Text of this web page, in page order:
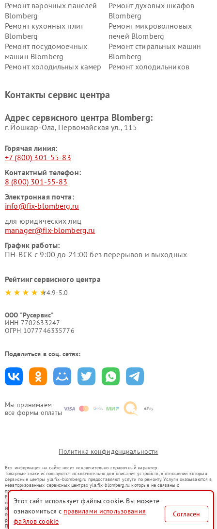
Мы принимаем
все формы оплаты
Ремонт варочных панелей
Blomberg
Ремонт духовых шкафов
Blomberg
Ремонт кухонных плит
Blomberg
Ремонт микроволновых
печей Blomberg
Ремонт посудомоечных
машин Blomberg
Ремонт стиральных машин
Blomberg
Ремонт холодильных камер
Ремонт холодильников
Контакты сервис центра
Адрес сервисного центра Blomberg:
г. Йошкар-Ола, Первомайская ул., 115
Горячая линия:
+7 (800) 301-55-83
Контактный телефон:
8 (800) 301-55-83
Электронная почта:
info@fix-blomberg.ru
для юридических лиц
manager@fix-blomberg.ru
График работы:
ПН-ВСК с 9:00 до 21:00 без перерывов и выходных
Рейтинг сервисного центра
4.9-5.0
ООО "Русервис"
ИНН 7702633247
ОГРН 1077746335776
Поделиться в соц. сетях:
Политика конфиденциальности
Вся информация на сайте носит исключительно справочный характер.
Товарные знаки используются исключительно для описания устройств, в отношении которых
сервисные центры yla.fix-blomberg.ru предоставляют услуги по ремонту. Услуги оказываются в
неавторизованных сервисных центрах yla.fix-blomberg.ru, которые не связаны с
правообладателями товарных знаков или их официальными представителями.
Ремонт осуществляется для устройств, уже введенных в гражданский оборот в соответствии
со статьей 1487 ГК РФ.
Использование товарных знаков не преследует цели индивидуализации услуг или введения
потребителей в заблуждение, а служит для информирования о предоставляемых услугах по
ремонту техники указанных брендов.
Представленная на сайте информация не является публичной офертой, определяемой
Этот сайт использует файлы cookie. Вы можете
ознакомиться с правилами использования
файлов cookie
Согласен